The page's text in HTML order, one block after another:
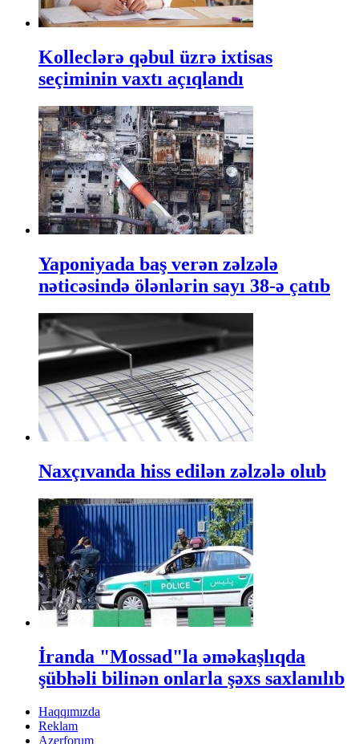
Kolleclərə qəbul üzrə ixtisas
seçiminin vaxtı açıqlandı
Yaponiyada baş verən zəlzələ
nəticəsində ölənlərin sayı 38-ə çatıb
Naxçıvanda hiss edilən zəlzələ olub
İranda "Mossad"la əməkaşlıqda
şübhəli bilinən onlarla şəxs saxlanılıb
Haqqımızda
Reklam
Azerforum